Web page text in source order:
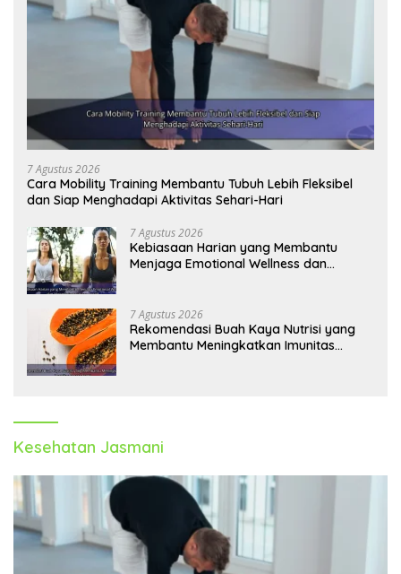
7 Agustus 2026
Cara Mobility Training Membantu Tubuh Lebih Fleksibel
dan Siap Menghadapi Aktivitas Sehari-Hari
7 Agustus 2026
Kebiasaan Harian yang Membantu
Menjaga Emotional Wellness dan
7 Agustus 2026
Rekomendasi Buah Kaya Nutrisi yang
Membantu Meningkatkan Imunitas
Kesehatan Jasmani